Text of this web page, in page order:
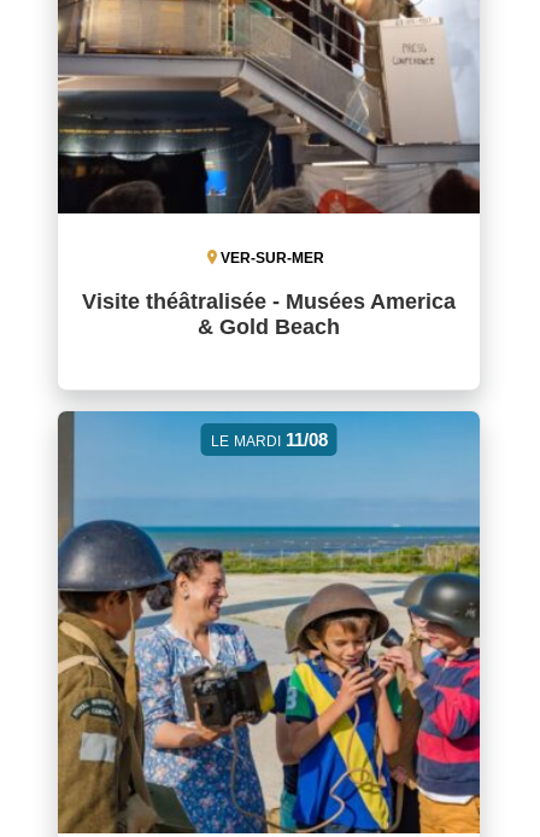
VER-SUR-MER
Visite théâtralisée - Musées America
& Gold Beach
LE MARDI 11/08